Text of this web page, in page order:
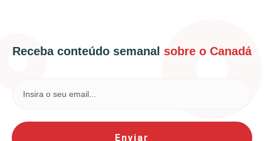
Receba conteúdo semanal sobre o Canadá
Enviar